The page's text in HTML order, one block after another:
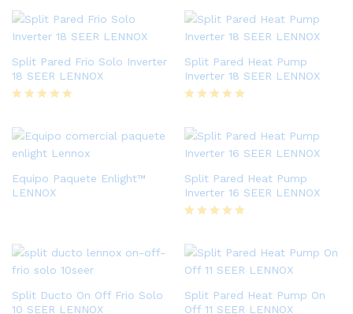
Split Pared Frio Solo Inverter
18 SEER LENNOX
con
5
de 5
Split Pared Heat Pump
Inverter 18 SEER LENNOX
con
5
de 5
Equipo Paquete Enlight™
LENNOX
Split Pared Heat Pump
Inverter 16 SEER LENNOX
con
5
de 5
Split Ducto On Off Frio Solo
10 SEER LENNOX
Split Pared Heat Pump On
Off 11 SEER LENNOX